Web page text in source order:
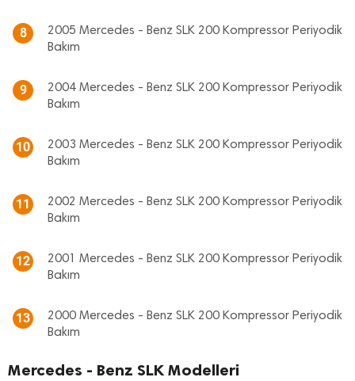
8
2005 Mercedes - Benz SLK 200 Kompressor Periyodik
Bakım
9
2004 Mercedes - Benz SLK 200 Kompressor Periyodik
Bakım
10
2003 Mercedes - Benz SLK 200 Kompressor Periyodik
Bakım
11
2002 Mercedes - Benz SLK 200 Kompressor Periyodik
Bakım
12
2001 Mercedes - Benz SLK 200 Kompressor Periyodik
Bakım
13
2000 Mercedes - Benz SLK 200 Kompressor Periyodik
Bakım
Mercedes - Benz SLK Modelleri